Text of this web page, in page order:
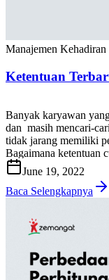
Manajemen Kehadiran
Banyak karyawan
dan masih mencari-
tidak jarang memiliki
Bagaimana ketentuan
memiliki hak terkait
yang dapat diajukan
Bagaimana prosedur
June 19, 2022
Baca Selengkapnya